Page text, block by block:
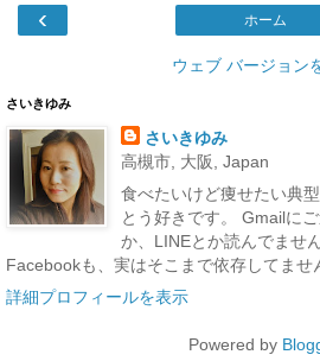
‹ ホーム
ウェブ バージョン
さいきゆみ
さいきゆみ
高槻市, 大阪, Japan
食べたいけど痩せたい典
とう好きです。 Gmailに
か、LINEとか読んでませ
Facebookも、実はそこまで依存してませ
詳細プロフィールを表示
Powered by